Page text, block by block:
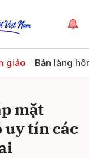
giáo Bản làng
mặt
uy tín các